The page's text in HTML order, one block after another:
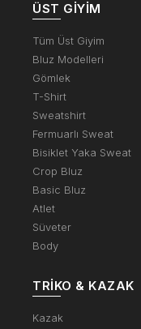
ÜST GIYIM
Tüm Üst Giyim
Bluz Modelleri
Gömlek
T-Shirt
Sweatshirt
Fermuarlı Sweat
Bisiklet Yaka Sweat
Crop Bluz
Basic Bluz
Atlet
Süveter
Body
TRIKO & KAZAK
Kazak